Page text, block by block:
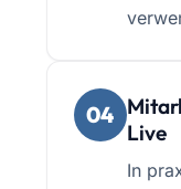
04
Live
In